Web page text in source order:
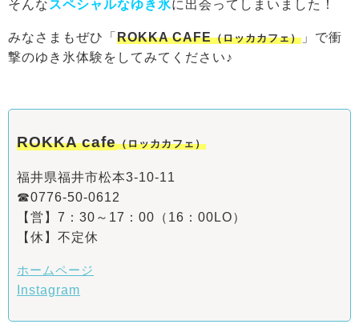
そんな スペシャルなゆき氷に出会ってしまいました！
みなさまもぜひ「 ROKKA CAFE（ロッカカフェ） 」で衝
撃のゆき氷体験をしてみてください♪
ROKKA cafe（ロッカカフェ）
福井県福井市松本3-10-11
☎0776-50-0612
【営】7：30～17：00（16：00LO）
【休】不定休
ホームページ
Instagram